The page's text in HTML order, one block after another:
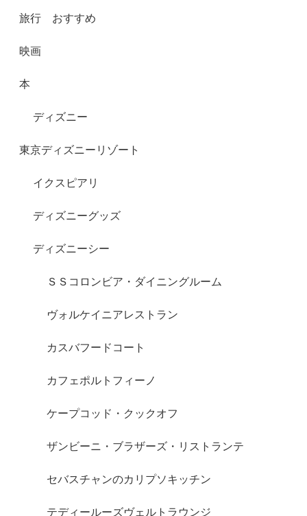
旅行 おすすめ
映画
本
ディズニー
東京ディズニーリゾート
イクスピアリ
ディズニーグッズ
ディズニーシー
ＳＳコロンビア・ダイニングルーム
ヴォルケイニアレストラン
カスバフードコート
カフェポルトフィーノ
ケープコッド・クックオフ
ザンビーニ・ブラザーズ・リストランテ
セバスチャンのカリプソキッチン
テディールーズヴェルトラウンジ